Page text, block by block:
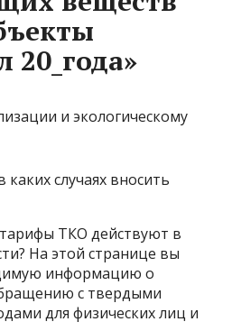
20_года»
каких случаях вносить
ТКО действуют в
На этой странице вы
информацию о
с твердыми
для физических лиц и